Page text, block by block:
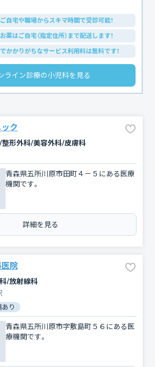
ご自宅や職場からスキマ時間で受診可能！
お薬はご自宅（指定住所）まで配送します！
かかりがちなサービス利用料は無料です！
ライン診療の小児科を見る
ク
形外科/美容外科/皮膚科
青森県五所川原市田町４－５にある医療
機関です。
詳細を見る
院
/放射線科
り
青森県五所川原市字敷島町５６にある医
療機関です。